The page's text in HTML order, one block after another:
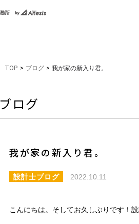
TOP > ブログ > 我が家の新入り君。
ブログ
我が家の新入り君。
設計士ブログ 2022.10.11
こんにちは。そしてお久しぶりです！設